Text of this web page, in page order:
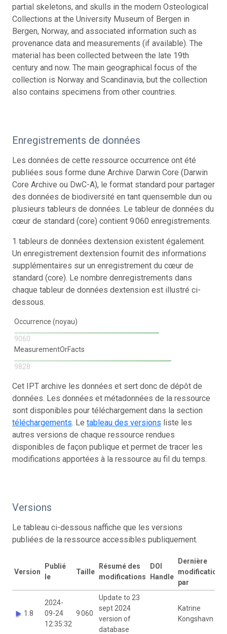
partial skeletons, and skulls in the modern Osteological
Collections at the University Museum of Bergen in
Bergen, Norway, and associated information such as
provenance data and measurements (if available). The
material has been collected between the late 19th
century and now. The main geographical focus of the
collection is Norway and Scandinavia, but the collection
also contains specimens from other countries.
Enregistrements de données
Les données de cette ressource occurrence ont été
publiées sous forme dune Archive Darwin Core (Darwin
Core Archive ou DwC-A), le format standard pour partager
des données de biodiversité en tant quensemble dun ou
plusieurs tableurs de données. Le tableur de données du
cœur de standard (core) contient 9 060 enregistrements.
1 tableurs de données dextension existent également.
Un enregistrement dextension fournit des informations
supplémentaires sur un enregistrement du cœur de
standard (core). Le nombre denregistrements dans
chaque tableur de données dextension est illustré ci-
dessous.
Occurrence (noyau)
9060
MeasurementOrFacts
9828
Cet IPT archive les données et sert donc de dépôt de
données. Les données et métadonnées de la ressource
sont disponibles pour téléchargement dans la section
téléchargements. Le tableau des versions liste les
autres versions de chaque ressource rendues
disponibles de façon publique et permet de tracer les
modifications apportées à la ressource au fil du temps.
Versions
Le tableau ci-dessous naffiche que les versions
publiées de la ressource accessibles publiquement.
Version
Publié
le
Taille
Résumé des
modifications
DOI
Handle
Dernière
modification
par
1.8
2024-
09-24
12:35:32
9 060
Update to 23
sept 2024
version of
database
Katrine
Kongshavn